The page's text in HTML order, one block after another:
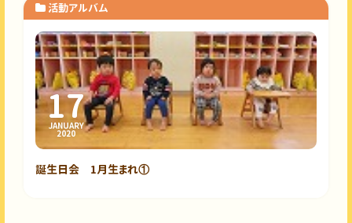
活動アルバム
17
JANUARY
2020
誕生日会 1月生まれ①